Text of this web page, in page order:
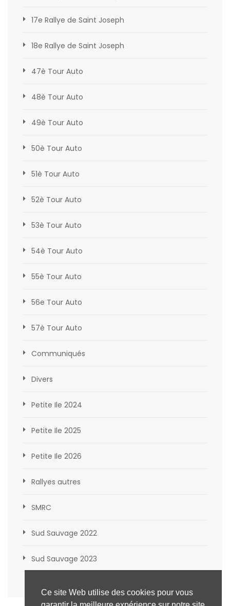
17e Rallye de Saint Joseph
18e Rallye de Saint Joseph
47è Tour Auto
48è Tour Auto
49è Tour Auto
50è Tour Auto
51è Tour Auto
52è Tour Auto
53è Tour Auto
54è Tour Auto
55è Tour Auto
56e Tour Auto
57è Tour Auto
Communiqués
Divers
Petite Ile 2024
Petite Ile 2025
Petite Ile 2026
Rallyes autres
SMRC
Sud Sauvage 2022
Sud Sauvage 2023
Ce site Web utilise des cookies pour vous